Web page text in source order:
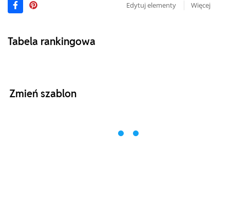
Edytuj elementy
Więcej
Tabela rankingowa
Zmień szablon